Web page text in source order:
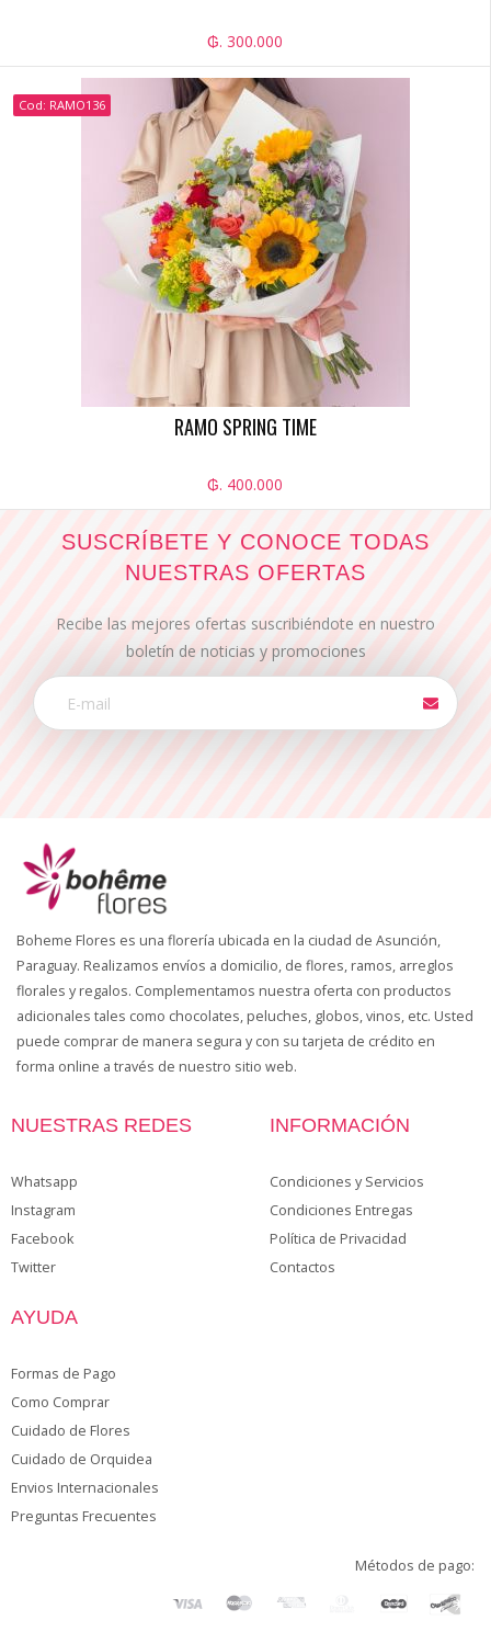
₲. 300.000
Cod: RAMO136
RAMO SPRING TIME
₲. 400.000
SUSCRÍBETE Y CONOCE TODAS
NUESTRAS OFERTAS
Recibe las mejores ofertas suscribiéndote en nuestro
boletín de noticias y promociones
Boheme Flores es una florería ubicada en la ciudad de Asunción,
Paraguay. Realizamos envíos a domicilio, de flores, ramos, arreglos
florales y regalos. Complementamos nuestra oferta con productos
adicionales tales como chocolates, peluches, globos, vinos, etc. Usted
puede comprar de manera segura y con su tarjeta de crédito en
forma online a través de nuestro sitio web.
NUESTRAS REDES
Whatsapp
Instagram
Facebook
Twitter
INFORMACIÓN
Condiciones y Servicios
Condiciones Entregas
Política de Privacidad
Contactos
AYUDA
Formas de Pago
Como Comprar
Cuidado de Flores
Cuidado de Orquidea
Envios Internacionales
Preguntas Frecuentes
Métodos de pago: